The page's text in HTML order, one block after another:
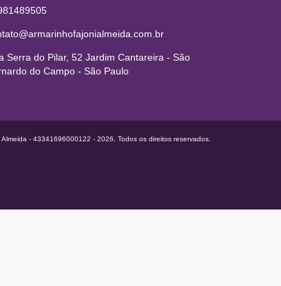
Serra do Pilar, 52 Jardim Cantareira - São
do Campo - São Paulo
- 43341696000122 - 2026. Todos os direitos reservados.